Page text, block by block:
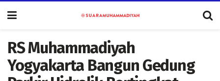
RS Muhammadiyah
Yogyakarta Bangun Gedung